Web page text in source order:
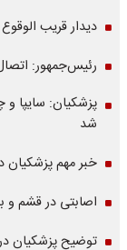
دیدار قریب
رئیس‌جمهور:
پزشکیان: سایپا و
شد
خبر مهم پزشکیان
اصابتی در قشم و
توضیح پزشکیان